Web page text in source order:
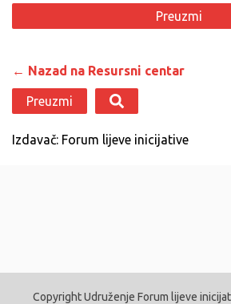
Preuzmi
← Nazad na Resursni centar
Izdavač: Forum lijeve inicijative
Preuzmi
Copyright Udruženje Forum lijeve